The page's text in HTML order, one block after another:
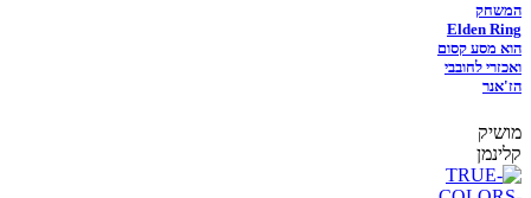
המשחק
Elden Ring
הוא מסע קסום
ואכזרי לחובבי
הז'אנר
מושיק
קלינמן